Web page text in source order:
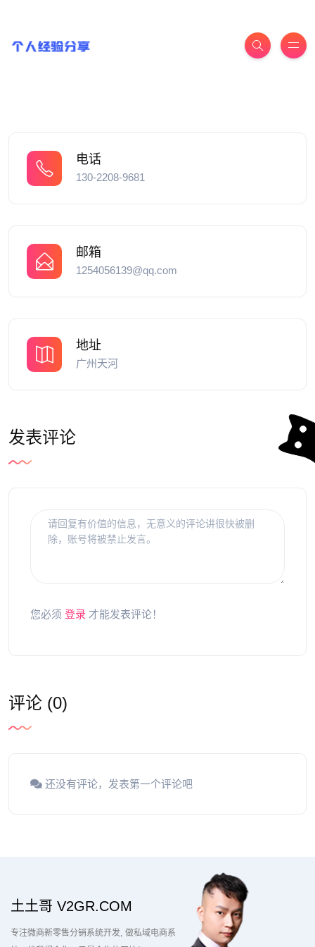
电话
130-2208-9681
邮箱
1254056139@qq.com
地址
广州天河
发表评论
您必须 登录 才能发表评论！
评论 (0)
还没有评论，发表第一个评论吧
土土哥 V2GR.COM
专注微商新零售分销系统开发 做私域电商系